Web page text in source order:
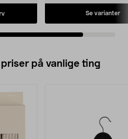
Se varianter
på vanlige ting